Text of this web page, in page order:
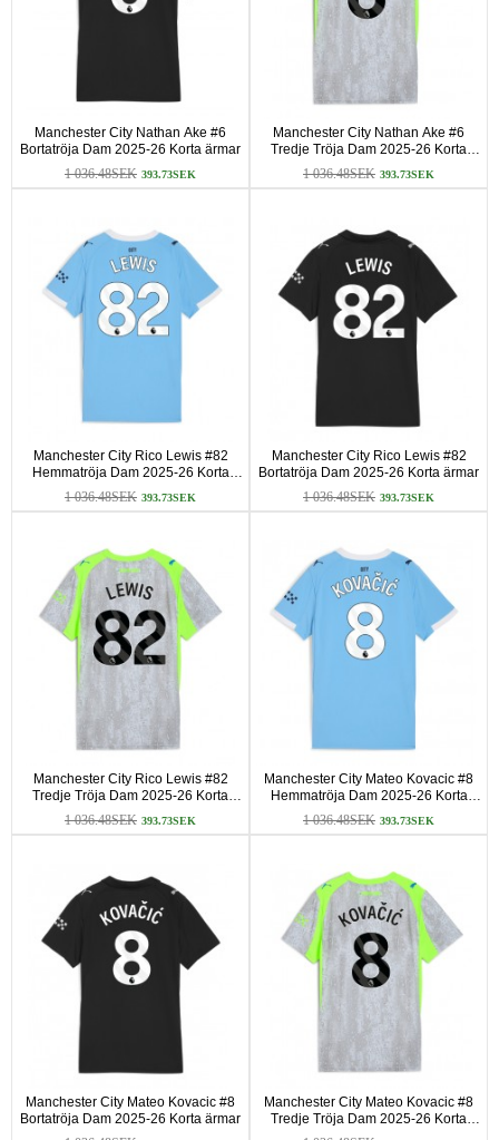
Manchester City Nathan Ake #6
Bortatröja Dam 2025-26 Korta ärmar
1 036.48SEK 393.73SEK
Manchester City Nathan Ake #6
Tredje Tröja Dam 2025-26 Korta
ärmar
1 036.48SEK 393.73SEK
Manchester City Rico Lewis #82
Hemmatröja Dam 2025-26 Korta
ärmar
1 036.48SEK 393.73SEK
Manchester City Rico Lewis #82
Bortatröja Dam 2025-26 Korta ärmar
1 036.48SEK 393.73SEK
Manchester City Rico Lewis #82
Tredje Tröja Dam 2025-26 Korta
ärmar
1 036.48SEK 393.73SEK
Manchester City Mateo Kovacic #8
Hemmatröja Dam 2025-26 Korta
ärmar
1 036.48SEK 393.73SEK
Manchester City Mateo Kovacic #8
Bortatröja Dam 2025-26 Korta ärmar
Manchester City Mateo Kovacic #8
Tredje Tröja Dam 2025-26 Korta
ärmar